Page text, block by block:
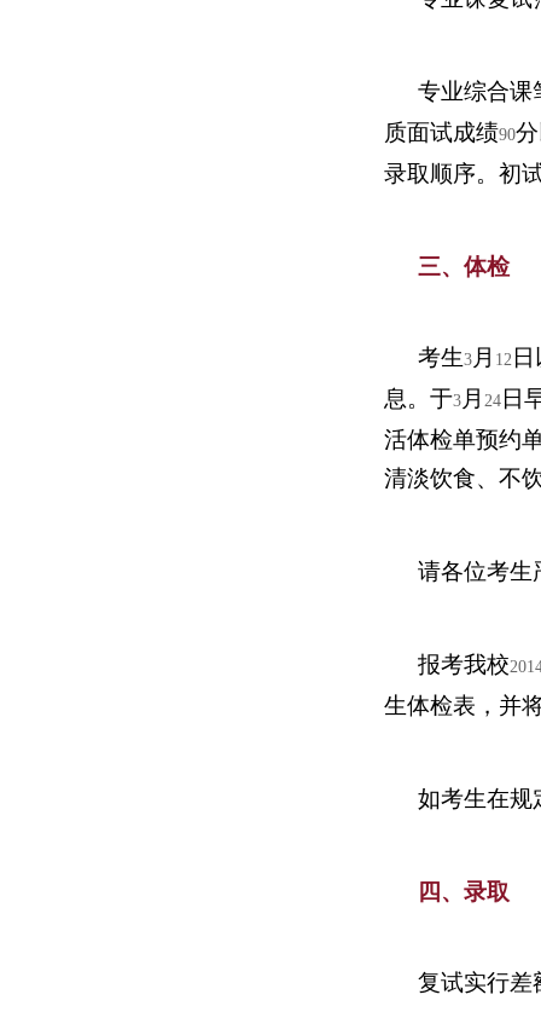
专业综合课
质面试成绩90
录取顺序。初
三、体检
考生3 月 12
息。于3 月 24 日
活体检单预约
清淡饮食、不
请各位考生
报考我校
生体检表，并
如考生在规
四、录取
复试实行差